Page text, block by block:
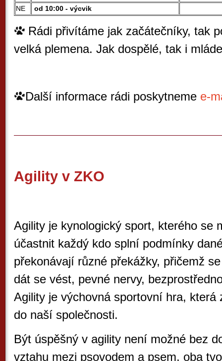
NE
od 10:00 - výcvik
Rádi přivítáme jak začátečníky, tak
velká plemena. Jak dospělé, tak i
Další informace rádi poskytneme e-
Agility v ZKO
Agility je kynologický sport, kterého se
účastnit každý kdo splní podmínky
překonávají různé překážky, přičemž
dát se vést, pevné nervy,
Agility je výchovná sportovní hra, která
do naší společnosti.
Být úspěšný v agility není možné bez
vztahu mezi psovodem a psem, oba